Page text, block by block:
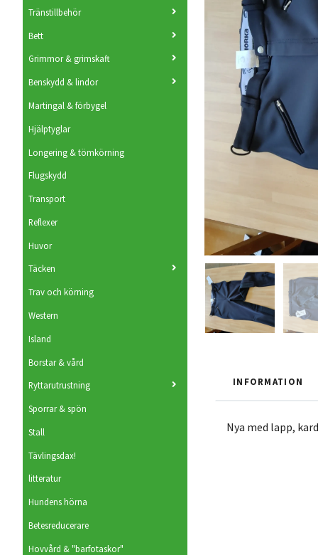
Tränstillbehör
Bett
Grimmor & grimskaft
Benskydd & lindor
Martingal & förbygel
Hjälptyglar
Longering & tömkörning
Flugskydd
Transport
Reflexer
Huvor
Täcken
Trav och körning
Western
Island
Borstar & vård
Ryttarutrustning
Sporrar & spön
Stall
Tävlingsdax!
litteratur
Hundens hörna
Betesreducerare
Hovvård & "barfotaskor"
INFORMATION
Nya med lapp,